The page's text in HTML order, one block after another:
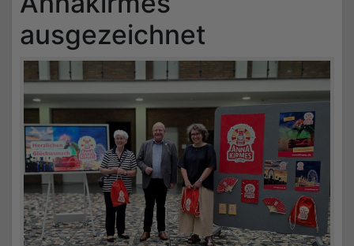
ausgezeichnet